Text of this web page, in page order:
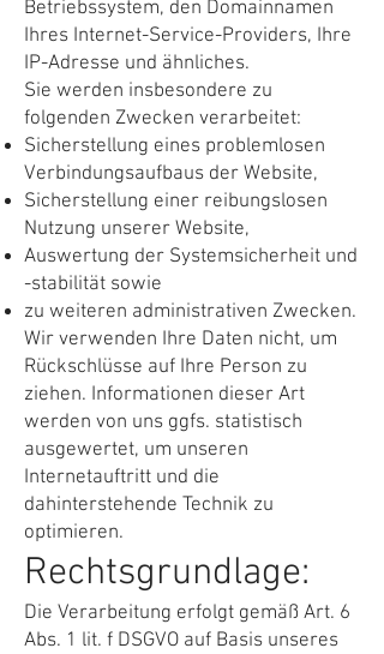
Betriebssystem, den Domainnamen
Ihres Internet-Service-Providers, Ihre
IP-Adresse und ähnliches.
Sie werden insbesondere zu
folgenden Zwecken verarbeitet:
Sicherstellung eines problemlosen
Verbindungsaufbaus der Website,
Sicherstellung einer reibungslosen
Nutzung unserer Website,
Auswertung der Systemsicherheit und
-stabilität sowie
zu weiteren administrativen Zwecken.
Wir verwenden Ihre Daten nicht, um
Rückschlüsse auf Ihre Person zu
ziehen. Informationen dieser Art
werden von uns ggfs. statistisch
ausgewertet, um unseren
Internetauftritt und die
dahinterstehende Technik zu
optimieren.
Rechtsgrundlage:
Die Verarbeitung erfolgt gemäß Art. 6
Abs. 1 lit. f DSGVO auf Basis unseres